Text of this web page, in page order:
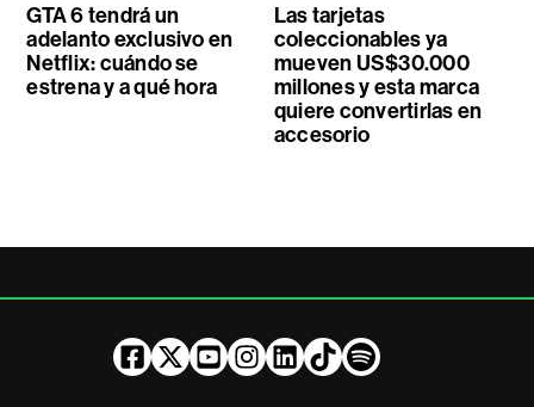
GTA 6 tendrá un
adelanto exclusivo en
Netflix: cuándo se
estrena y a qué hora
Las tarjetas
coleccionables ya
mueven US$30.000
millones y esta marca
quiere convertirlas en
accesorio